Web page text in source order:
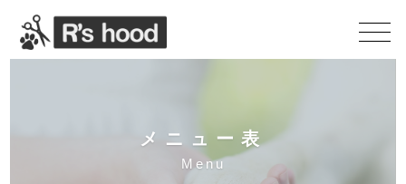
メ ニ ュ ー 表
M e nu